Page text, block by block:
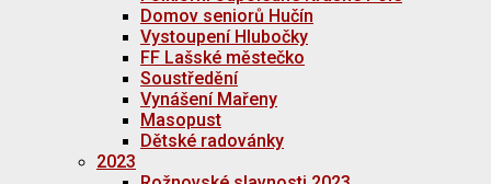
Domov seniorů Hučín
Vystoupení Hlubočky
FF Lašské městečko
Soustředění
Vynášení Mařeny
Masopust
Dětské radovánky
2023